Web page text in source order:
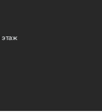
этаж